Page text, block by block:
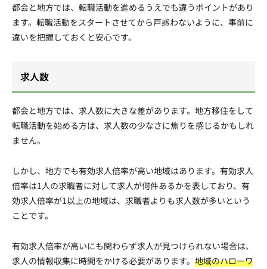
都会と地方では、転職活動を進めるうえでも違うポイントがあり
ます。転職活動をスタートさせてから戸惑わないように、事前に
違いを把握しておくと安心です。
求人数
都会と地方では、求人数に大きな差があります。地方移住をして
転職活動を始める方は、求人数の少なさに焦りを感じるかもしれ
ません。
しかし、地方でも有効求人倍率が高い地域はあります。有効求人
倍率は1人の求職者に対して求人が何件あるかを表しており、有
効求人倍率が1以上の地域は、求職者よりも求人数が多いという
ことです。
有効求人倍率が高いにも関わらず求人が見つけられない場合は、
求人の情報収集に時間をかける必要があります。 地域のハローワ